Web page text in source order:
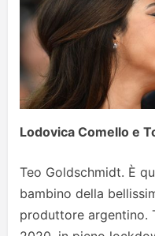
Lodovica Comello e
Teo Goldschmidt. È
bambino della
produttore argentino.